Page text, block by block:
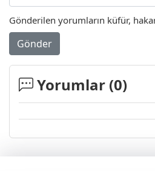
Gönderilen yorumların küfür,
Gönder
Yorumlar (0)